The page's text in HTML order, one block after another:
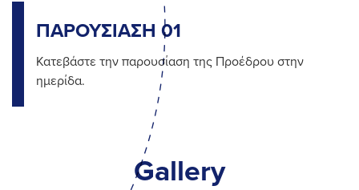
ΠΑΡΟΥΣΙΑΣΗ 01
Κατεβάστε την παρουσίαση της Προέδρου στην
ημερίδα.
Gallery